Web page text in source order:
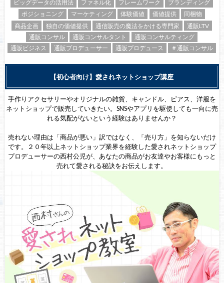
ビッグデータの活用法
ファネル化 フレームワーク
ブランディング
ポジショニング
マーケティング 体験価値 価値提供
同梱物
商品企画
独自の価値提供 通信販売の魔法をかける専門家
通販LTV
通販コンサル
通販コンサルタント
通販コンサルティング
通販ビジネス
通販プロデューサー 通販プロデュース ＃通販コンサル
【初心者向け】愛されネットショップ講座
手作りアクセサリーやオリジナルの雑貨、キャンドル、ピアス、洋服を
ネットショップで販売していきたい。SNSやアプリを駆使しても一向に売
れる気配がないという経験はありませんか？
売れない理由は「商品が悪い」訳ではなく、「売り方」を知らないだけ
です。２０年以上ネットショップ業界を経験した愛されネットショップ
プロデューサーの西村公児が、あなたの商品がお友達やお客様にもっと
売れて愛される秘訣をお伝えします。